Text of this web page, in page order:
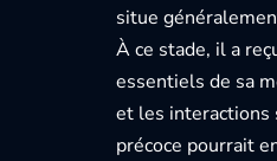
situe
À ce stade, il a
essentiels de sa
et les interactions
précoce pourrait